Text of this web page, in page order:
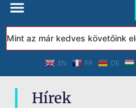
az már kedves követőink
EN FR DE
Hírek